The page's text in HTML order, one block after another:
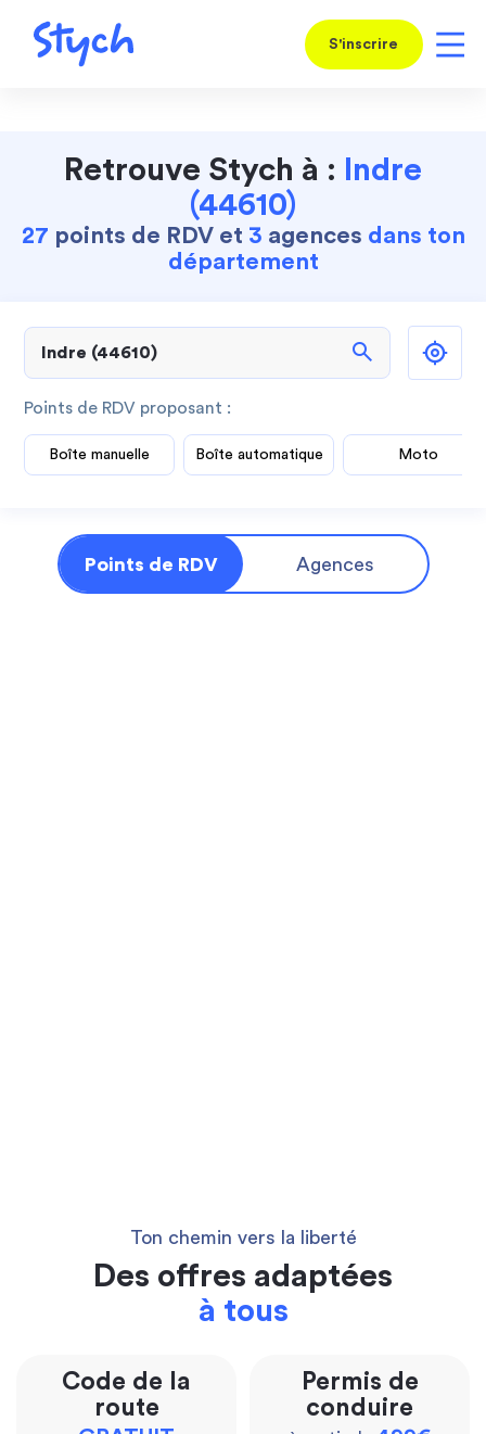
S'inscrire
Retrouve Stych à :
Indre
(44610)
27 points de RDV et 3 agences dans ton
département
search
Points de RDV proposant :
Boîte manuelle Boîte automatique Moto
Points de RDV Agences
Ton chemin vers la liberté
Des offres adaptées
à tous
Code de la
route
Permis de
conduire